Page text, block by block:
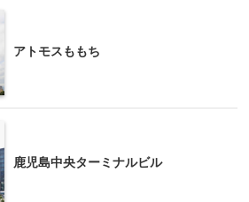
アトモスももち
鹿児島中央ターミナルビル